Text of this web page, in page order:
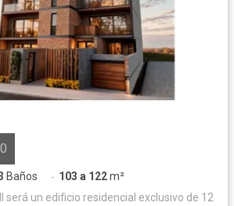
Baños · 103 a 122m²
será un edificio residencial exclusivo de 12